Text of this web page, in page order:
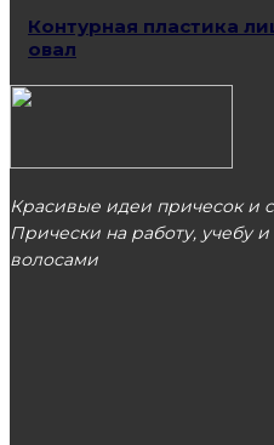
Контурная пластика
овал
Красивые идеи причесок и
Прически на работу, учебу
волосами